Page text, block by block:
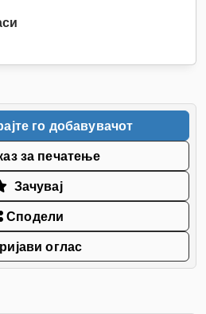
го добавувачот
за печатење
Зачувај
Сподели
оглас